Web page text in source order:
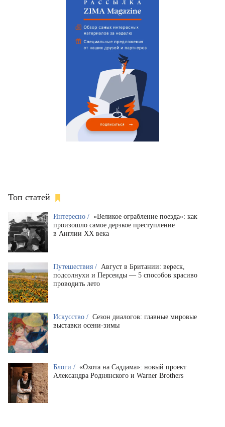
Топ статей
Интересно / «Великое ограбление поезда»: как
произошло самое дерзкое преступление
в Англии XX века
Путешествия / Август в Британии: вереск,
подсолнухи и Персеиды — 5 способов красиво
проводить лето
Искусство / Сезон диалогов: главные мировые
выставки осени-зимы
Блоги / «Охота на Саддама»: новый проект
Александра Роднянского и Warner Brothers